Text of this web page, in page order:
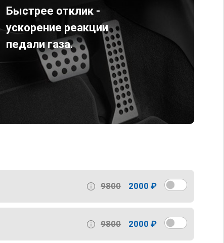
Быстрее отклик -
ускорение реакции
педали газа.
9800 2000 ₽
9800 2000 ₽